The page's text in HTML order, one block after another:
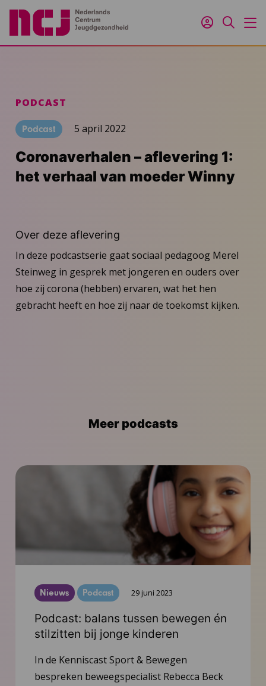
Inloggen
Zoeken
PODCAST
Podcast 5 april 2022
Coronaverhalen – aflevering 1:
het verhaal van moeder Winny
Over deze aflevering
In deze podcastserie gaat sociaal pedagoog Merel
Steinweg in gesprek met jongeren en ouders over
hoe zij corona (hebben) ervaren, wat het hen
gebracht heeft en hoe zij naar de toekomst kijken.
Meer podcasts
Nieuws Podcast 29 juni 2023
Podcast: balans tussen bewegen én
stilzitten bij jonge kinderen
In de Kenniscast Sport & Bewegen
bespreken beweegspecialist Rebecca Beck